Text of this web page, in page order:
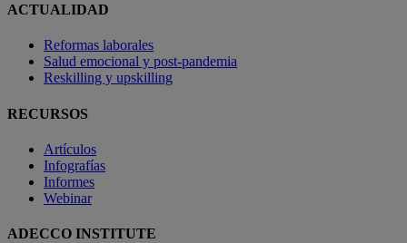
ACTUALIDAD
Reformas laborales
Salud emocional y post-pandemia
Reskilling y upskilling
RECURSOS
Artículos
Infografías
Informes
Webinar
ADECCO INSTITUTE